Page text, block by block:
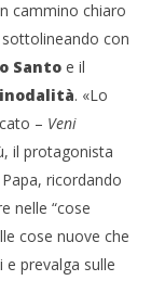
cammino chiaro
con
Santo e il
. «Lo
– Veni
il protagonista
ricordando
nelle “cose
cose nuove che
prevalga sulle